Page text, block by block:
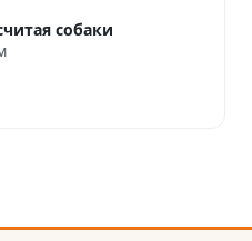
собаки